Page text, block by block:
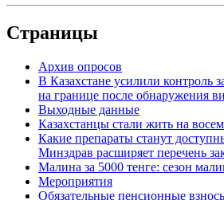
Страницы
Архив опросов
В Казахстане усилили контроль
на границе после обнаружения
Выходные данные
Казахстанцы стали жить на
Какие препараты станут
Минздрав расширяет перечень
Малина за 5000 тенге: сезон
Мероприятия
Обязательные пенсионные